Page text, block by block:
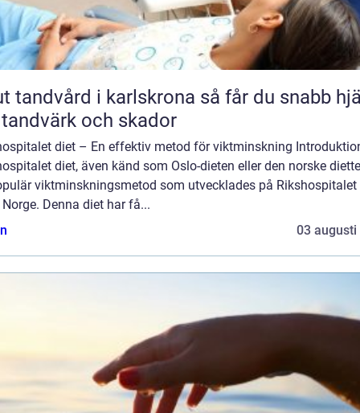
i karlskrona så får du snabb hjälp
och skador
diet – En effektiv metod för viktminskning
diet, även känd som Oslo-dieten eller den norske
viktminskningsmetod som utvecklades på Rikshospitalet
Norge. Denna diet har få...
03 augusti